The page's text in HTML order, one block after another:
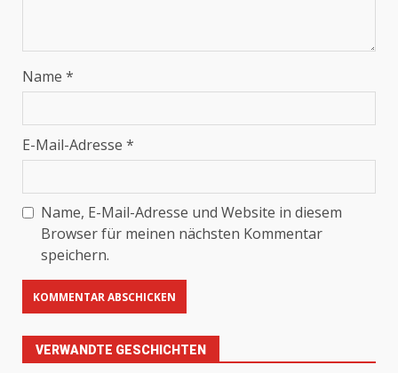
Name *
E-Mail-Adresse *
Name, E-Mail-Adresse und Website in diesem
Browser für meinen nächsten Kommentar
speichern.
VERWANDTE GESCHICHTEN